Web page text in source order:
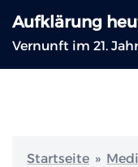
Inhalt
springen
Aufklärung
Vernunft im 21.
Startseite »